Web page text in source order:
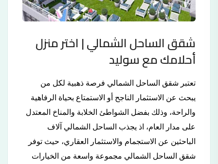
شقق الساحل الشمالي | اختر منزل
أحلامك مع سوليد
تعتبر شقق الساحل الشمالي فرصة ذهبية لكل من
يبحث عن الاستثمار الناجح أو الاستمتاع بحياة الرفاهية
والراحة، وذلك بفضل الشواطئ الخلابة والمناخ المعتدل
على مدار العام، اذ يجذب الساحل الشمالي آلاف
الباحثين عن الاستجمام والاستثمار العقاري، حيث توفر
شقق الساحل الشمالي مجموعة واسعة من الخيارات